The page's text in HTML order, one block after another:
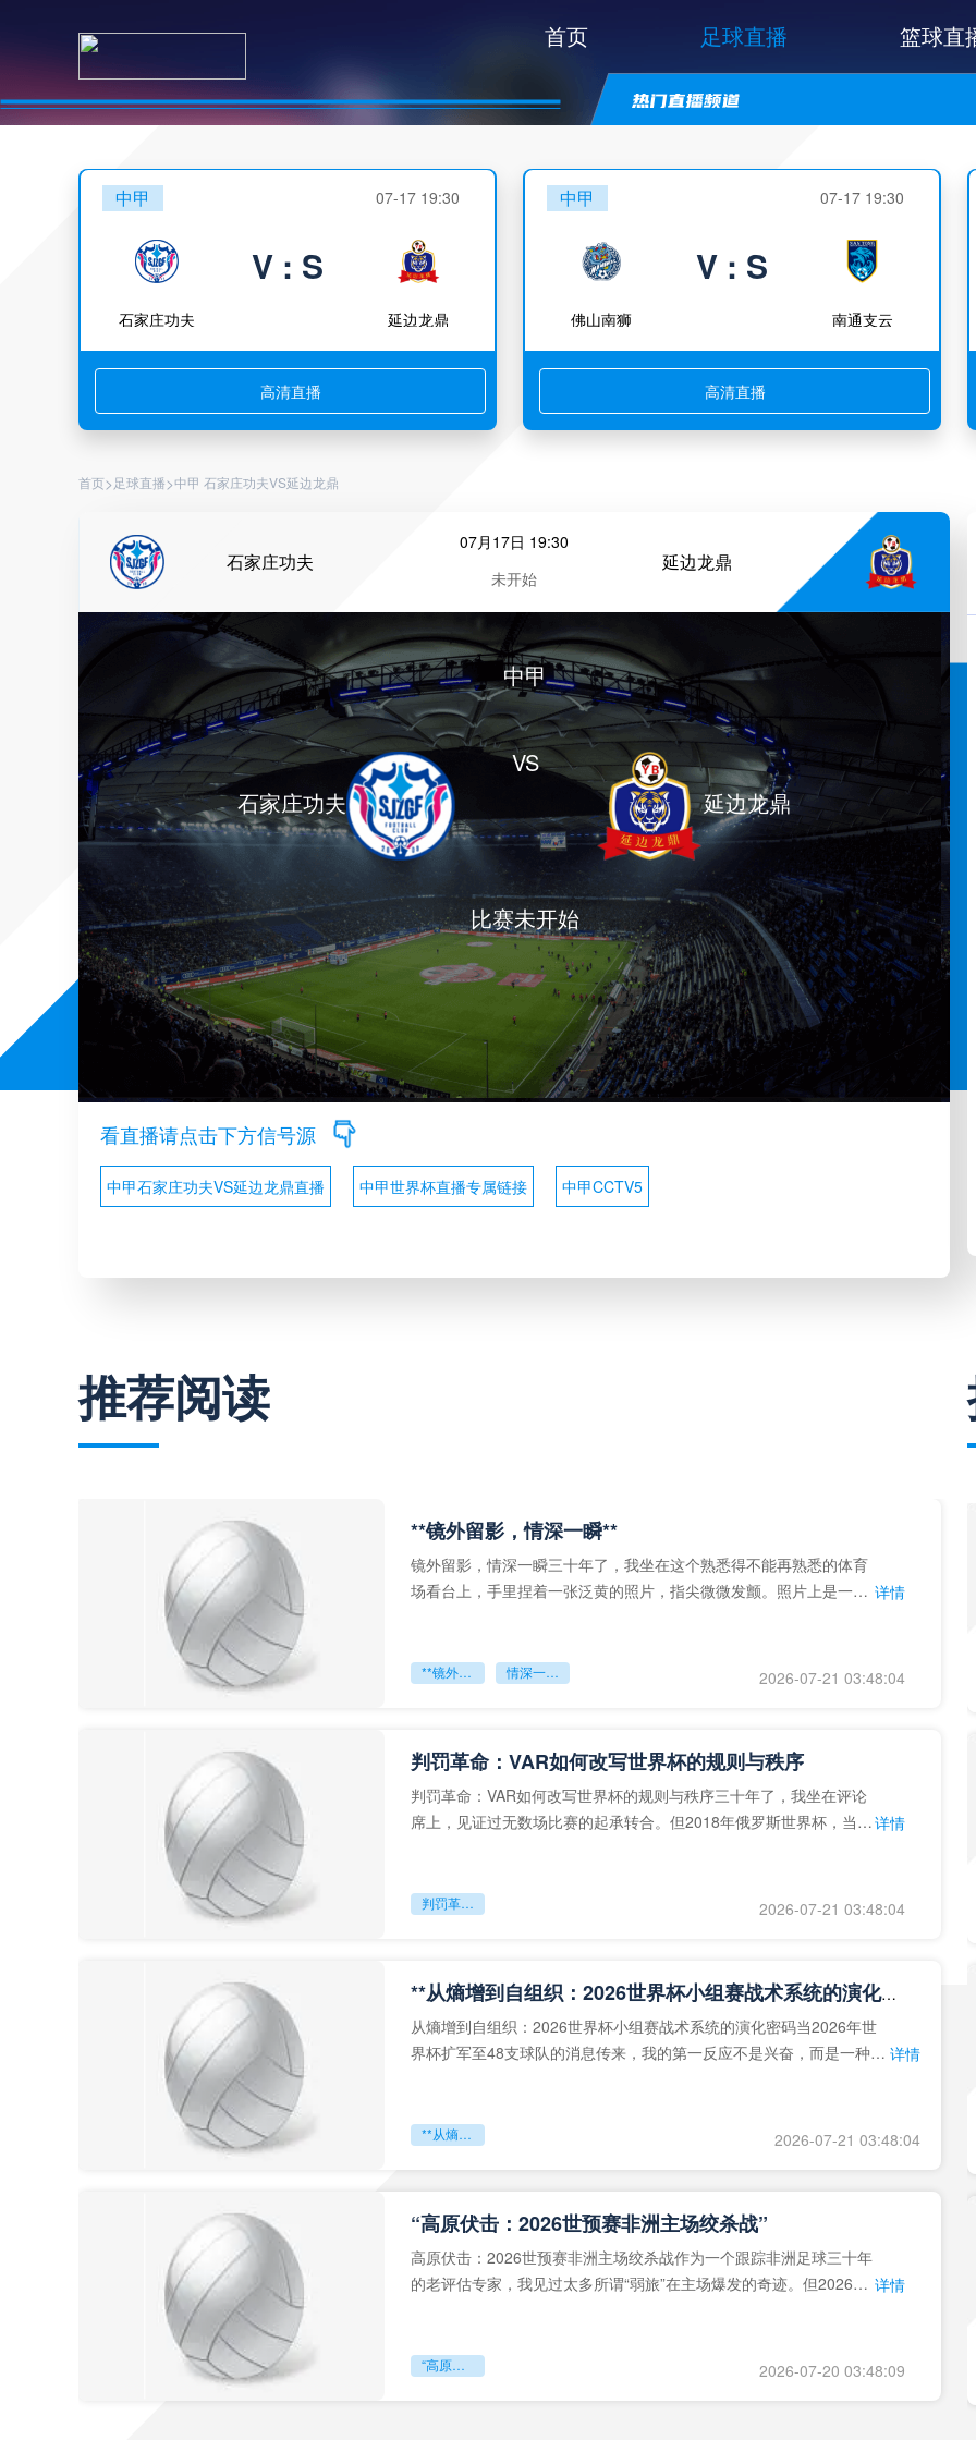
首页 足球直播 篮球直
中甲 07-17 19:30
石家庄功夫
V : S
延边龙鼎
高清直播
中甲 07-17 19:30
佛山南狮
V : S
南通支云
高清直播
首页> 足球直播>中甲 石家庄功夫VS延边龙鼎
石家庄功夫
07月17日 19:30
未开始
延边龙鼎
石家庄功夫
中甲
VS
比赛未开始
延边龙鼎
看直播请点击下方信号源
中甲石家庄功夫VS延边龙鼎直播 中甲世界杯直播专属链接 中甲CCTV5
推荐阅读
**镜外留影，情深一瞬**
镜外留影，情深一瞬三十年了，我坐在这个熟悉得不能再熟悉的体育
场看台上，手里捏着一张泛黄的照片，指尖微微发颤。照片上是一个 详情
**镜外留影 情深一瞬** 2026-07-21 03:48:04
判罚革命：VAR如何改写世界杯的规则与秩序
判罚革命：VAR如何改写世界杯的规则与秩序三十年了，我坐在评论
席上，见证过无数场比赛的起承转合。但2018年俄罗斯世界杯，当
详情
判罚革命：VAR如何改写世界杯的规则与秩序 2026-07-21 03:48:04
**从熵增到自组织：2026世界杯小组赛战术系统的演化密码**
从熵增到自组织：2026世界杯小组赛战术系统的演化密码当2026年世
界杯扩军至48支球队的消息传来，我的第一反应不是兴奋，而是一种深 详情
**从熵增到自组织：2026世界杯小组赛战术系统的演化密码** 2026-07-21 03:48:04
“高原伏击：2026世预赛非洲主场绞杀战”
高原伏击：2026世预赛非洲主场绞杀战作为一个跟踪非洲足球三十年
的老评估专家，我见过太多所谓“弱旅”在主场爆发的奇迹。但2026年 详情
“高原伏击：2026世预赛非洲主场绞杀战” 2026-07-20 03:48:09